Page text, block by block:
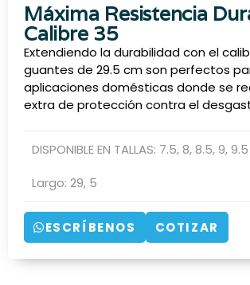
Máxima Resistencia
Calibre 35
Extendiendo la durabilidad con el
guantes de 29.5 cm son perfectos
aplicaciones domésticas donde se
extra de protección contra el
DISPONIBLE EN TALLAS: 7.5,8,8.5,9,9.5
Largo: 29, 5
ESCRÍBENOS COTIZAR